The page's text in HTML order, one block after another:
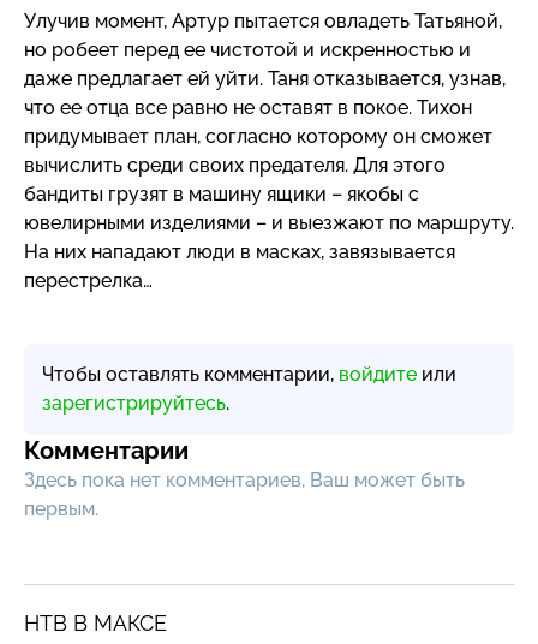
Улучив момент, Артур пытается овладеть Татьяной,
но робеет перед ее чистотой и искренностью и
даже предлагает ей уйти. Таня отказывается, узнав,
что ее отца все равно не оставят в покое. Тихон
придумывает план, согласно которому он сможет
вычислить среди своих предателя. Для этого
бандиты грузят в машину ящики – якобы с
ювелирными изделиями – и выезжают по маршруту.
На них нападают люди в масках, завязывается
перестрелка…
Чтобы оставлять комментарии, войдите или
зарегистрируйтесь.
Комментарии
Здесь пока нет комментариев, Ваш может быть
первым.
НТВ В МАКСЕ